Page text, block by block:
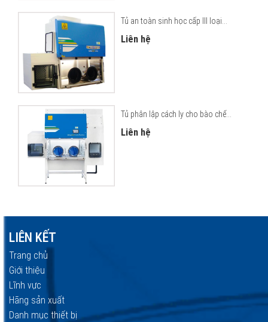
Tủ an toàn sinh học cấp III loại...
Liên hệ
Tủ phân lập cách ly cho bào chế...
Liên hệ
LIÊN KẾT
Trang chủ
Giới thiệu
Lĩnh vực
Hãng sản xuất
Danh mục thiết bị